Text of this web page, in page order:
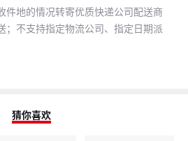
件地的情况转寄优质快递公司配送商
；不支持指定物流公司、指定日期派
猜你喜欢